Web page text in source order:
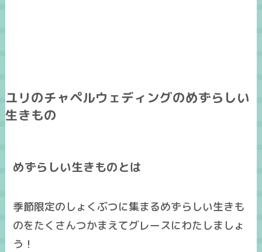
ユリのチャペルウェディングのめずらしい
生きもの
めずらしい生きものとは
季節限定のしょくぶつに集まるめずらしい生きも
のをたくさんつかまえてグレースにわたしましょ
う！